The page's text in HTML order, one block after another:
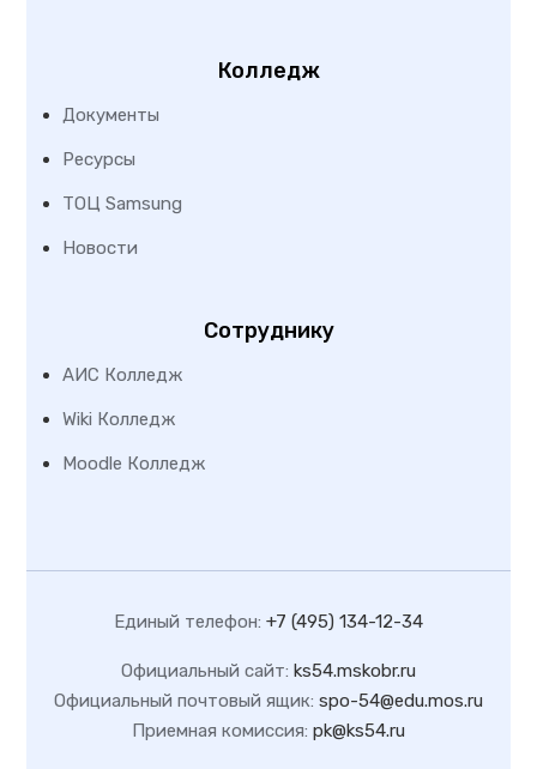
Колледж
Документы
Ресурсы
ТОЦ Samsung
Новости
Сотруднику
АИС Колледж
Wiki Колледж
Moodle Колледж
Единый телефон: +7 (495) 134-12-34
Официальный сайт: ks54.mskobr.ru
Официальный почтовый ящик: spo-54@edu.mos.ru
Приемная комиссия: pk@ks54.ru